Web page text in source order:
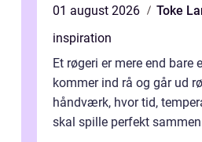
01 august 2026
Toke
inspiration
Et røgeri er mere end bare
kommer ind rå og går ud
håndværk, hvor tid,
skal spille perfekt